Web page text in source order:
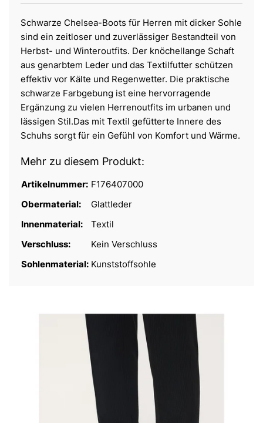
Schwarze Chelsea-Boots für Herren mit dicker Sohle
sind ein zeitloser und zuverlässiger Bestandteil von
Herbst- und Winteroutfits. Der knöchellange Schaft
aus genarbtem Leder und das Textilfutter schützen
effektiv vor Kälte und Regenwetter. Die praktische
schwarze Farbgebung ist eine hervorragende
Ergänzung zu vielen Herrenoutfits im urbanen und
lässigen Stil.Das mit Textil gefütterte Innere des
Schuhs sorgt für ein Gefühl von Komfort und Wärme.
Mehr zu diesem Produkt:
Artikelnummer: F176407000
Obermaterial:
Glattleder
Innenmaterial:
Textil
Verschluss:
Kein Verschluss
Sohlenmaterial: Kunststoffsohle